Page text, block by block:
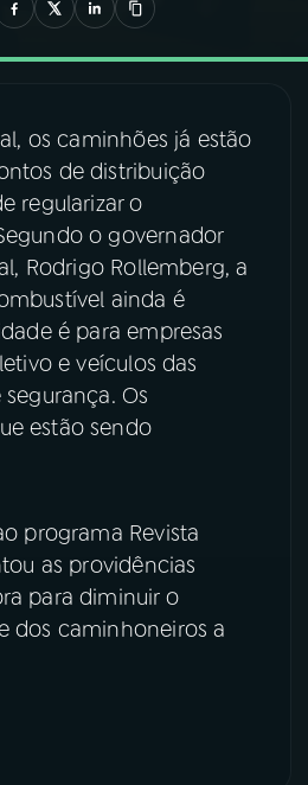
X
os caminhões já estão
de distribuição
regularizar o
o governador
Rodrigo Rollemberg, a
ainda é
é para empresas
e veículos das
Os
estão sendo
programa Revista
as providências
para diminuir o
dos caminhoneiros a